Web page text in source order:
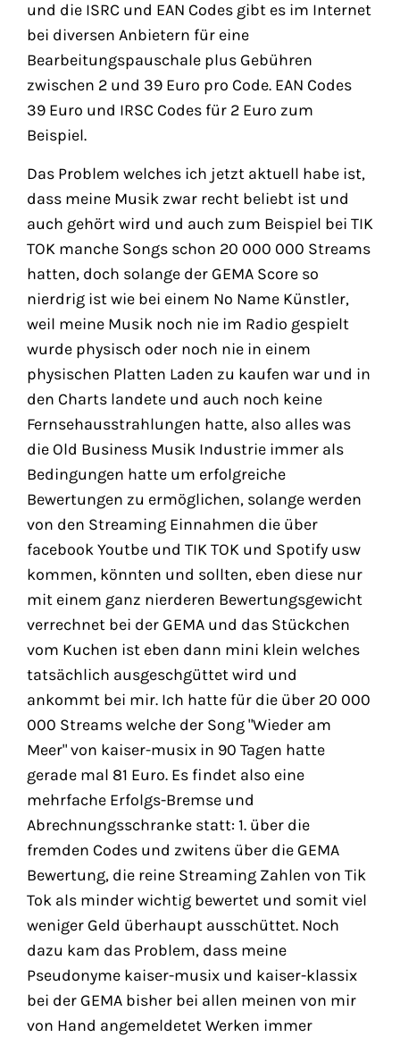
und die ISRC und EAN Codes gibt es im Internet
bei diversen Anbietern für eine
Bearbeitungspauschale plus Gebühren
zwischen 2 und 39 Euro pro Code. EAN Codes
39 Euro und IRSC Codes für 2 Euro zum
Beispiel.
Das Problem welches ich jetzt aktuell habe ist,
dass meine Musik zwar recht beliebt ist und
auch gehört wird und auch zum Beispiel bei TIK
TOK manche Songs schon 20 000 000 Streams
hatten, doch solange der GEMA Score so
nierdrig ist wie bei einem No Name Künstler,
weil meine Musik noch nie im Radio gespielt
wurde physisch oder noch nie in einem
physischen Platten Laden zu kaufen war und in
den Charts landete und auch noch keine
Fernsehausstrahlungen hatte, also alles was
die Old Business Musik Industrie immer als
Bedingungen hatte um erfolgreiche
Bewertungen zu ermöglichen, solange werden
von den Streaming Einnahmen die über
facebook Youtbe und TIK TOK und Spotify usw
kommen, könnten und sollten, eben diese nur
mit einem ganz nierderen Bewertungsgewicht
verrechnet bei der GEMA und das Stückchen
vom Kuchen ist eben dann mini klein welches
tatsächlich ausgeschgüttet wird und
ankommt bei mir. Ich hatte für die über 20 000
000 Streams welche der Song "Wieder am
Meer" von kaiser-musix in 90 Tagen hatte
gerade mal 81 Euro. Es findet also eine
mehrfache Erfolgs-Bremse und
Abrechnungsschranke statt: 1. über die
fremden Codes und zwitens über die GEMA
Bewertung, die reine Streaming Zahlen von Tik
Tok als minder wichtig bewertet und somit viel
weniger Geld überhaupt ausschüttet. Noch
dazu kam das Problem, dass meine
Pseudonyme kaiser-musix und kaiser-klassix
bei der GEMA bisher bei allen meinen von mir
von Hand angemeldetet Werken immer